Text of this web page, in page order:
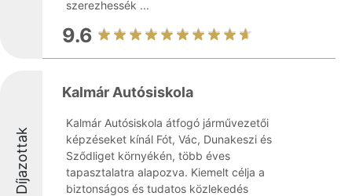
szerezhessék ...
9.6
Díjazottak
Kalmár Autósiskola
Kalmár Autósiskola átfogó járművezetői
képzéseket kínál Fót, Vác, Dunakeszi és
Sződliget környékén, több éves
tapasztalatra alapozva. Kiemelt célja a
biztonságos és tudatos közlekedés